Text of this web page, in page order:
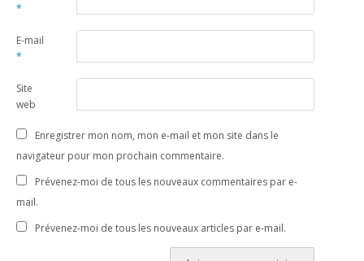
*
E-mail
*
Site
web
Enregistrer mon nom, mon e-mail et mon site dans le
navigateur pour mon prochain commentaire.
Prévenez-moi de tous les nouveaux commentaires par e-
mail.
Prévenez-moi de tous les nouveaux articles par e-mail.